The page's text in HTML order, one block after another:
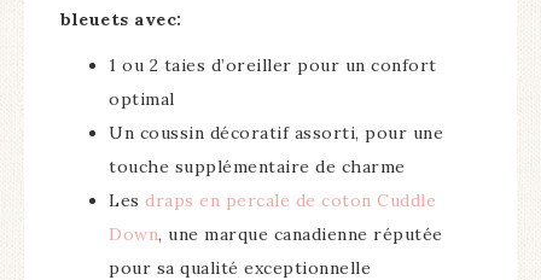
bleuets avec:
1 ou 2 taies d’oreiller pour un confort
optimal
Un coussin décoratif assorti, pour une
touche supplémentaire de charme
Les draps en percale de coton Cuddle
Down, une marque canadienne réputée
pour sa qualité exceptionnelle